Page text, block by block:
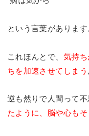
という言葉があります
これほんとで、 気持
ちを加速させてしまう
逆も然りで人間って不
たように、脳や心も